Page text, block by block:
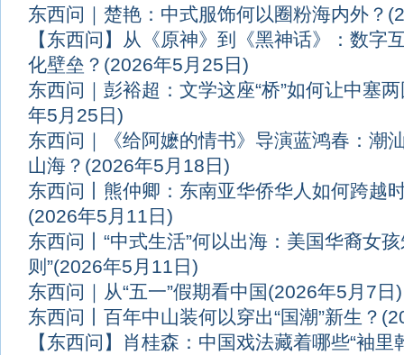
东西问｜楚艳：中式服饰何以圈粉海内外？
【东西问】从《原神》到《黑神话》：数字
化壁垒？ (2026年5月25日)
东西问｜彭裕超：文学这座“桥”如何让中塞
年5月25日)
东西问｜《给阿嬷的情书》导演蓝鸿春：潮
山海？ (2026年5月18日)
东西问丨熊仲卿：东南亚华侨华人如何跨越
(2026年5月11日)
东西问丨“中式生活”何以出海：美国华裔女
则”(2026年5月11日)
东西问｜从“五一”假期看中国(2026年5月7日)
东西问丨百年中山装何以穿出“国潮”新生？
【东西问】肖桂森：中国戏法藏着哪些“袖里